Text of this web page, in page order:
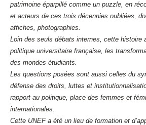
patrimoine éparpillé comme un puzzle, en
et acteurs de ces trois décennies oubliées,
affiches, photographies.
Loin des seuls débats internes, cette histoire
politique universitaire française, les
des mondes étudiants.
Les questions posées sont aussi celles du
défense des droits, luttes et
rapport au politique, place des femmes et
internationales.
Cette UNEF a été un lieu de formation et